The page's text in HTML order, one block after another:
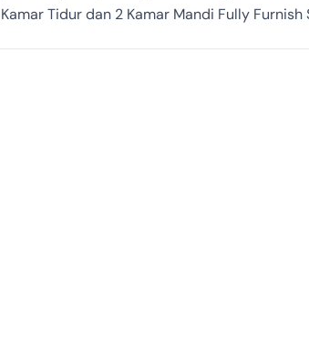
Kamar Tidur dan 2 Kamar Mandi Fully